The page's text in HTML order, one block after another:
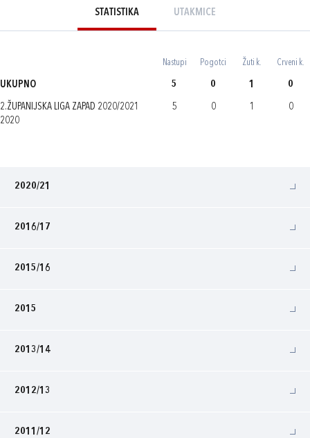
STATISTIKA UTAKMICE
Nastupi Pogotci Žuti k. Crveni k.
UKUPNO 5 0 1 0
2.ŽUPANIJSKA LIGA ZAPAD 2020/2021
2020
5 0 1 0
2020/21
2016/17
2015/16
2015
2013/14
2012/13
2011/12